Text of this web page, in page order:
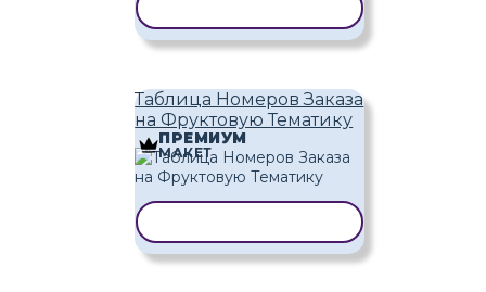
Таблица Номеров Заказа
на Фруктовую Тематику
ПРЕМИУМ
МАКЕТ